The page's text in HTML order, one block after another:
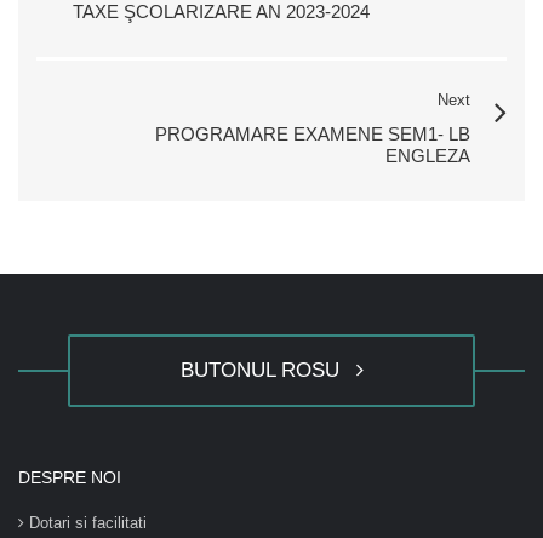
TAXE ŞCOLARIZARE AN 2023-2024
Next
PROGRAMARE EXAMENE SEM1- LB
ENGLEZA
BUTONUL ROSU
DESPRE NOI
Dotari si facilitati